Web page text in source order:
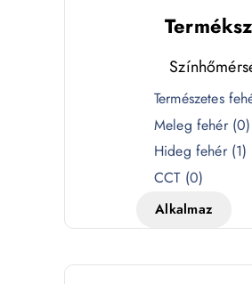
é
Természetes
Meleg fehér (0)
Hideg fehér (1)
CCT (0)
Alkalmaz